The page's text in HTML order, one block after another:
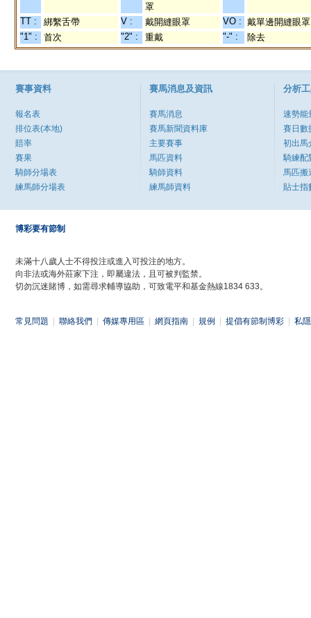
罩
TT : 綁繫舌帶 V : 戴開縫眼罩 VO : 戴單邊開縫眼罩
"1" :
首次 "2" : 重戴 "-" : 除去
賽事資料
報名表
排位表(本地)
賠率
賽果
騎師分場表
練馬師分場表
賽馬消息及資訊
賽馬消息
賽馬新聞資料庫
主要賽事
馬匹資料
騎師資料
練馬師資料
分析
速勢能
賽日數
初出馬
騎練配
馬匹搬
貼士指
博彩要有節制
未滿十八歲人士不得投注或進入可投注的地方。
向非法或海外莊家下注，即屬違法，且可被判監禁。
切勿沉迷賭博，如需尋求輔導協助，可致電平和基金熱線1834 633。
常見問題 聯絡我們 傳媒專用區 網頁指南 規例 提倡有節制博彩 私